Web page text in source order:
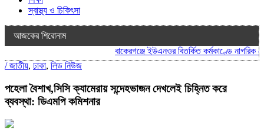
স্বাস্থ্য ও চিকিৎসা
আজকের শিরোনাম
বাকেরগঞ্জে ইউএনওর বিতর্কিত কর্মকাণ্ডে নাগরিক
/জাতীয়, ঢাকা, লিড নিউজ
পহেলা বৈশাখ,সিসি ক্যামেরায় সন্দেহভাজন দেখলেই চিহ্নিত করে
ব্যবস্থা: ডিএমপি কমিশনার